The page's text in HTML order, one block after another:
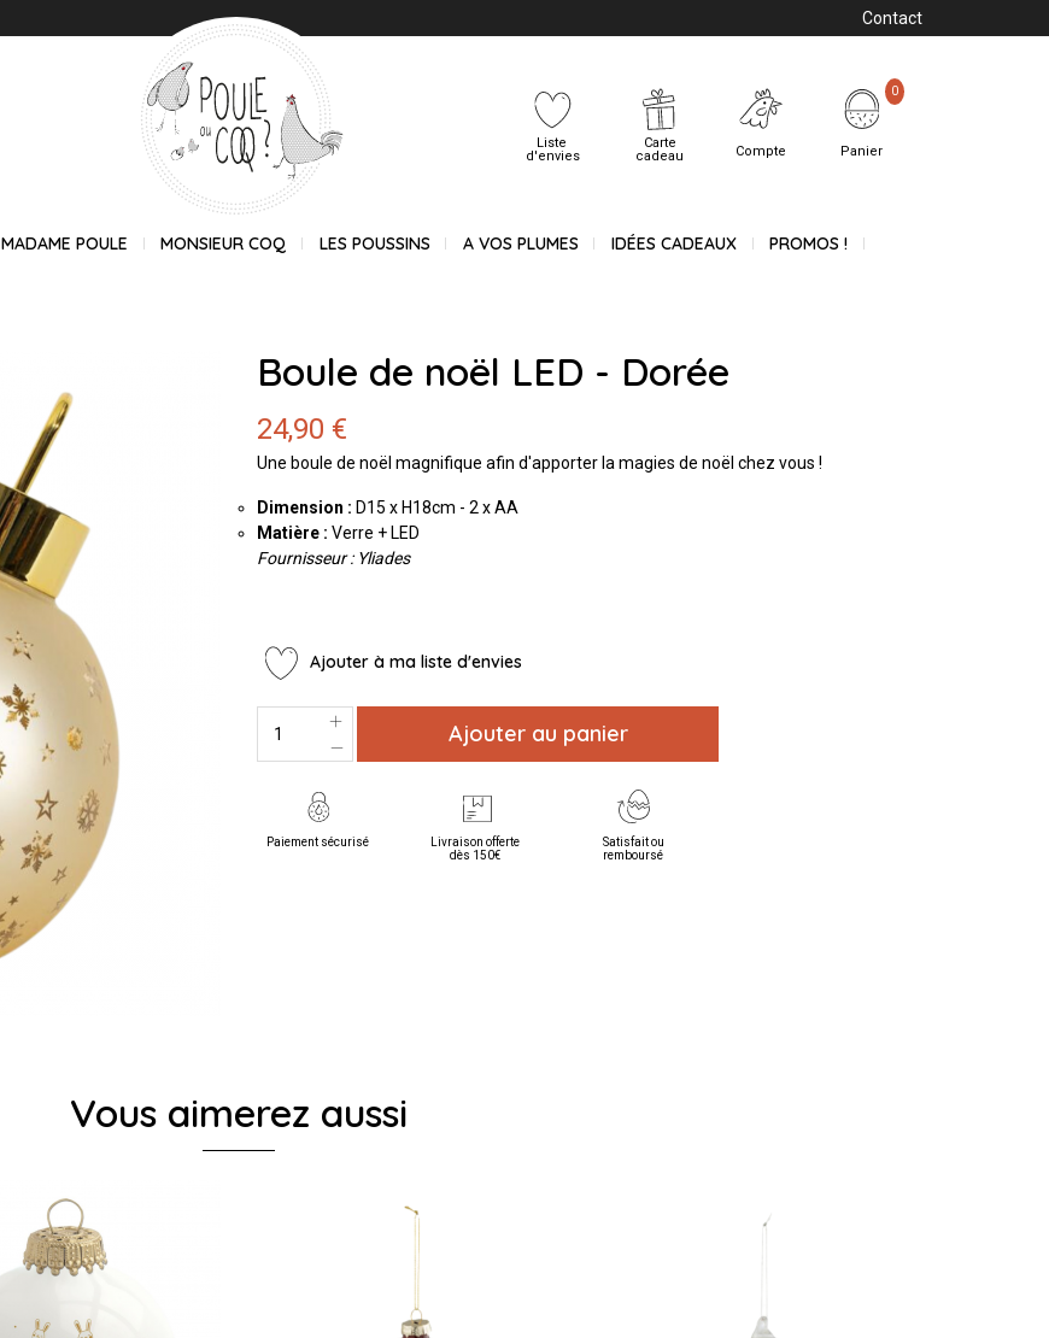
Contact
Liste
d'envies
Carte
cadeau
Compte Panier
0
MADAME POULE MONSIEUR COQ LES POUSSINS A VOS PLUMES IDÉES CADEAUX PROMOS !
Boule de noël LED - Dorée
24,90 €
Une boule de noël magnifique afin d'apporter la magies de noël chez vous !
Dimension : D15 x H18cm - 2 x AA
Matière : Verre + LED
Fournisseur : Yliades
Ajouter à ma liste d'envies
Ajouter au panier
Paiement sécurisé
Livraison offerte
dès 150€
Satisfait ou
remboursé
Vous aimerez aussi